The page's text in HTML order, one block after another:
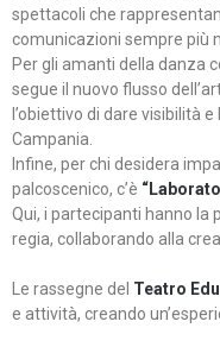
spettacoli che
comunicazioni sempre più
Per gli amanti della danza
segue il nuovo flusso
l’obiettivo di dare visibilità
Campania.
Infine, per chi desidera
palcoscenico, c’è
Qui, i partecipanti hanno la
regia, collaborando alla
Le rassegne del Teatro
e attività, creando